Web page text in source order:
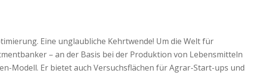
Eine unglaubliche Kehrtwende! Um die Welt für
– an der Basis bei der Produktion von Lebensmitteln
Modell. Er bietet auch Versuchsflächen für Agrar-Start-ups und